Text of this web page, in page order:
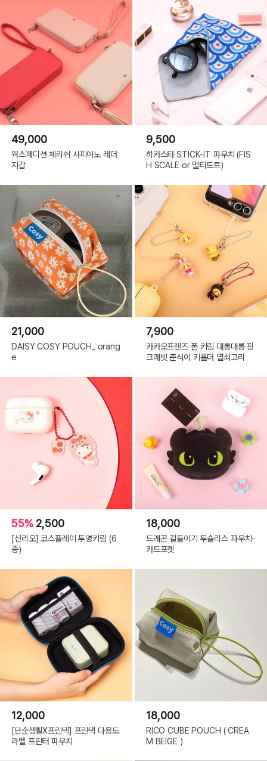
49,000
웍스페디션 체리쉬 사피아노 레더
지갑
9,500
히카스타 STICK-IT 파우치 (FIS
H SCALE or 멀티도트)
21,000
DAISY COSY POUCH_ orang
e
7,900
카카오프렌즈 폰 키링 대롱대롱 핑
크래빗 춘식이 키홀더 열쇠고리
55% 2,500
[산리오] 코스플레이 투명키링 (6
종)
18,000
드래곤 길들이기 투슬리스 파우치-
카드포켓
12,000
[단순생활X프린텍] 프린텍 다용도
라벨 프린터 파우치
18,000
RICO CUBE POUCH ( CREA
M BEIGE )